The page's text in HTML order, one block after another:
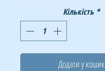
Кількість *
Додати у кошик